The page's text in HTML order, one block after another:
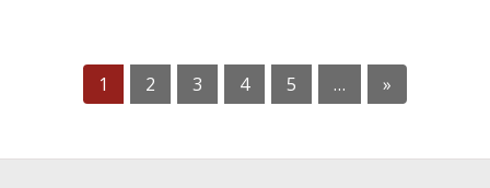
1 2 3 4 5 … »